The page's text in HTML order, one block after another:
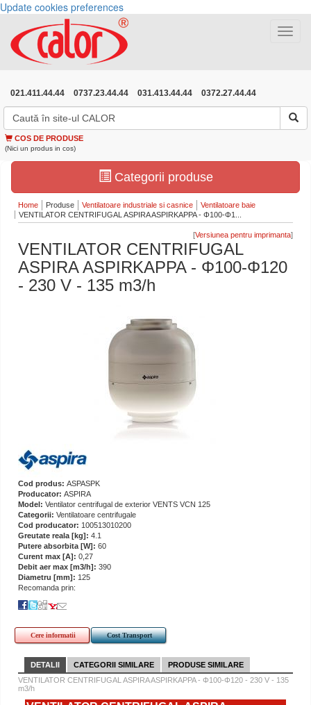
Update cookies preferences
Toggle
021.411.44.44 0737.23.44.44 031.413.44.44 0372.27.44.44
COS DE PRODUSE
(Nici un produs in cos)
Categorii produse
Home Produse Ventilatoare industriale si casnice
Ventilatoare baie
VENTILATOR CENTRIFUGAL ASPIRA ASPIRKAPPA - Φ100-Φ1...
[ ]
VENTILATOR CENTRIFUGAL
ASPIRA ASPIRKAPPA - Φ100-Φ120
- 230 V - 135 m3/h
Cod produs: ASPASPK
Producator: ASPIRA
Model: Ventilator centrifugal de exterior VENTS VCN 125
Categorii: Ventilatoare centrifugale
Cod producator: 100513010200
Greutate reala [kg]: 4.1
Putere absorbita [W]: 60
Curent max [A]: 0,27
Debit aer max [m3/h]: 390
Diametru [mm]: 125
Recomanda prin:
Cere informatii Cost Transport
DETALII CATEGORII SIMILARE
PRODUSE SIMILARE
VENTILATOR CENTRIFUGAL ASPIRA ASPIRKAPPA - Φ100-Φ120 - 230 V - 135
m3/h